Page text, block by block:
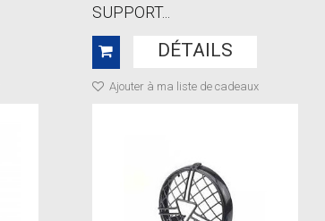
SUPPORT...
DÉTAILS
Ajouter à ma liste de cadeaux